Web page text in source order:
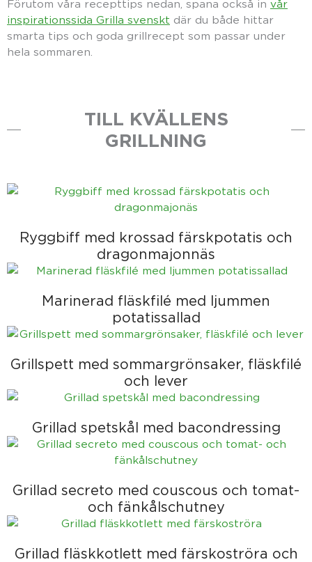
Förutom våra recepttips nedan, spana också in vår
inspirationssida Grilla svenskt där du både hittar
smarta tips och goda grillrecept som passar under
hela sommaren.
TILL KVÄLLENS
GRILLNING
Ryggbiff med krossad färskpotatis och
dragonmajonnäs
Marinerad fläskfilé med ljummen
potatissallad
Grillspett med sommargrönsaker, fläskfilé
och lever
Grillad spetskål med bacondressing
Grillad secreto med couscous och tomat-
och fänkålschutney
Grillad fläskkotlett med färskoströra och